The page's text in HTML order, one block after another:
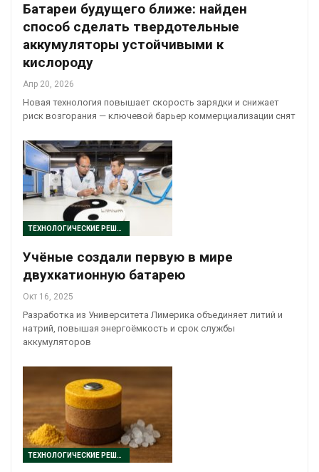
Батареи будущего ближе: найден
способ сделать твердотельные
аккумуляторы устойчивыми к
кислороду
Апр 20, 2026
Новая технология повышает скорость зарядки и снижает
риск возгорания — ключевой барьер коммерциализации снят
ТЕХНОЛОГИЧЕСКИЕ РЕШЕНИЯ
Учёные создали первую в мире
двухкатионную батарею
Окт 16, 2025
Разработка из Университета Лимерика объединяет литий и
натрий, повышая энергоёмкость и срок службы
аккумуляторов
ТЕХНОЛОГИЧЕСКИЕ РЕШЕНИЯ